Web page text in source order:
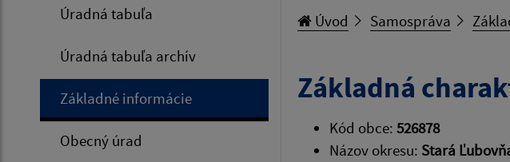
Úradná tabuľa
Úradná tabuľa archív
Základné informácie
Obecný úrad
Úvod Samospráva
Základná
Kód obce: 526878
Názov okresu: Stará